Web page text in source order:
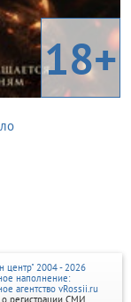
18+
центр" 2004 - 2026
наполнение:
агентство vRossii.ru
о регистрации СМИ